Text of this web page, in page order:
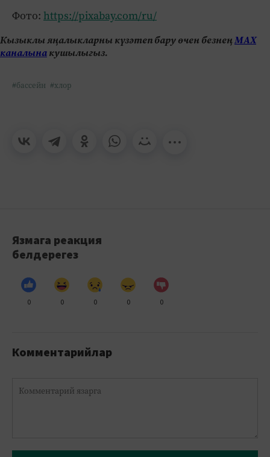
Фото: https://pixabay.com/ru/
Кызыклы яңалыкларны күзәтеп бару өчен безнеңМАХ
каналынакушылыгыз.
#бассейн #хлор
Язмага реакция
белдерегез
0 0 0 0 0
Комментарийлар